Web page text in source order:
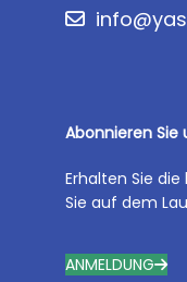
Abonnieren Sie
Erhalten Sie
Sie auf dem
ANMELDUNG